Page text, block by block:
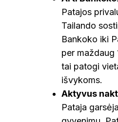
Patajos
Tailando
Bankoko iki
per maždaug
tai patogi
išvykoms.
Aktyvus
Pataja